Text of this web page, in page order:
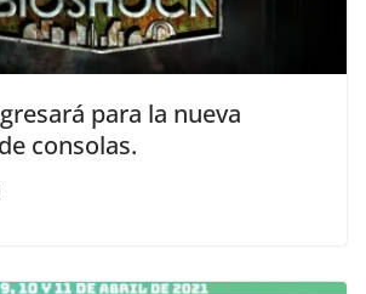
para la nueva
consolas.